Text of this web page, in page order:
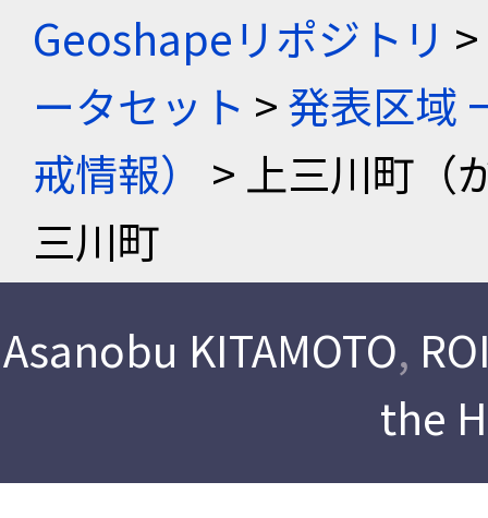
Geoshapeリポジトリ >
ータセット >発表区域
戒情報）
> 上三川町（
三川町
Asanobu KITAMOTO,
the